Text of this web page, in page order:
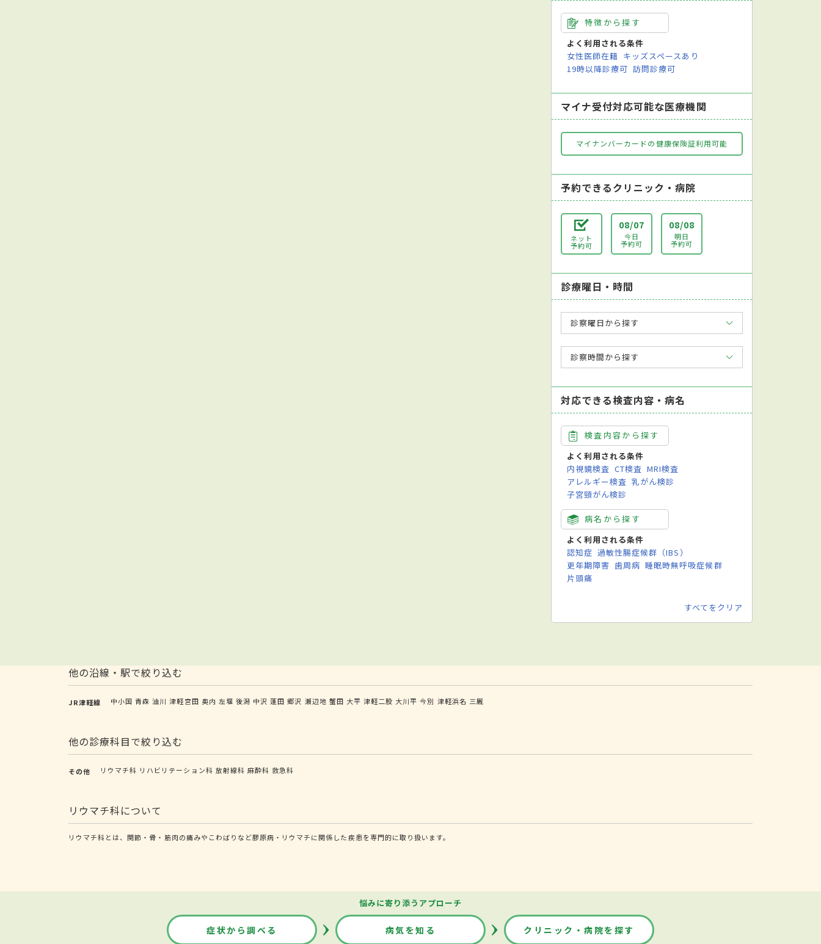
特徴から探す
よく利用される条件
女性医師在籍 キッズスペースあり
19時以降診療可 訪問診療可
マイナ受付対応可能な医療機関
マイナンバーカードの健康保険証利用可能
予約できるクリニック・病院
ネット
予約可
08/07
今日
予約可
08/08
明日
予約可
診療曜日・時間
診察曜日から探す
診察時間から探す
対応できる検査内容・病名
検査内容から探す
よく利用される条件
内視鏡検査 CT検査 MRI検査
アレルギー検査 乳がん検診
子宮頸がん検診
病名から探す
よく利用される条件
認知症 過敏性腸症候群（IBS）
更年期障害 歯周病 睡眠時無呼吸症候群
片頭痛
すべてをクリア
他の沿線・駅で絞り込む
JR津軽線 中小国 青森 油川 津軽宮田 奥内 左堰 後潟 中沢 蓬田 郷沢 瀬辺地 蟹田 大平 津軽二股 大川平 今別 津軽浜名 三厩
他の診療科目で絞り込む
その他 リウマチ科 リハビリテーション科 放射線科 麻酔科 救急科
リウマチ科について
リウマチ科とは、関節・骨・筋肉の痛みやこわばりなど膠原病・リウマチに関係した疾患を専門的に取り扱います。
悩みに寄り添うアプローチ
症状から調べる 病気を知る クリニック・病院を探す